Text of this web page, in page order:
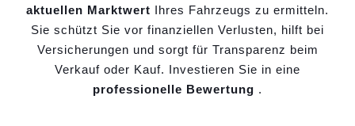
aktuellen Marktwert Ihres Fahrzeugs zu ermitteln.
Sie schützt Sie vor finanziellen Verlusten, hilft bei
Versicherungen und sorgt für Transparenz beim
Verkauf oder Kauf. Investieren Sie in eine
professionelle Bewertung .